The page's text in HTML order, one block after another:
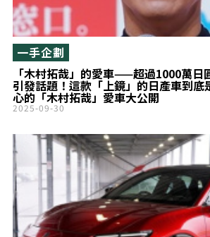
「木村拓哉」的愛車——超過1000萬日
引發話題！這款「上鏡」的日產車到底
心的「木村拓哉」愛車大公開
一手企劃
2025-09-30